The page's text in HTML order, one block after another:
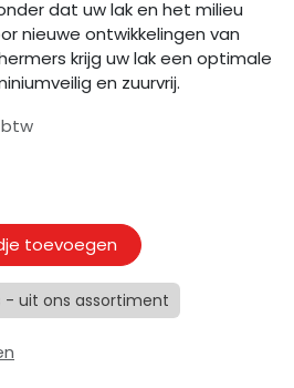
dat uw lak en het milieu
nieuwe ontwikkelingen van
krijg uw lak een optimale
en zuurvrij.
btw
toevoegen
- uit ons assortiment